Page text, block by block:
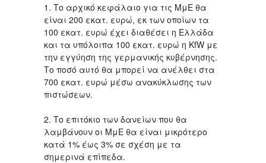
1. Το αρχικό κεφάλαιο για τις ΜμΕ θα
είναι 200 εκατ. ευρώ, εκ των οποίων τα
100 εκατ. ευρώ έχει διαθέσει η Ελλάδα
και τα υπόλοιπα 100 εκατ. ευρώ η KfW με
την εγγύηση της γερμανικής κυβέρνησης.
Το ποσό αυτό θα μπορεί να ανέλθει στα
700 εκατ. ευρώ μέσω ανακύκλωσης των
πιστώσεων.
2. Το επιτόκιο των δανείων που θα
λαμβάνουν οι ΜμΕ θα είναι μικρότερο
κατά 1% έως 3% σε σχέση με τα
σημερινά επίπεδα.